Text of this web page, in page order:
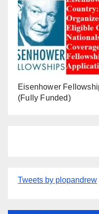
Eisenhower
(Fully Funded)
Tweets by plopandrew